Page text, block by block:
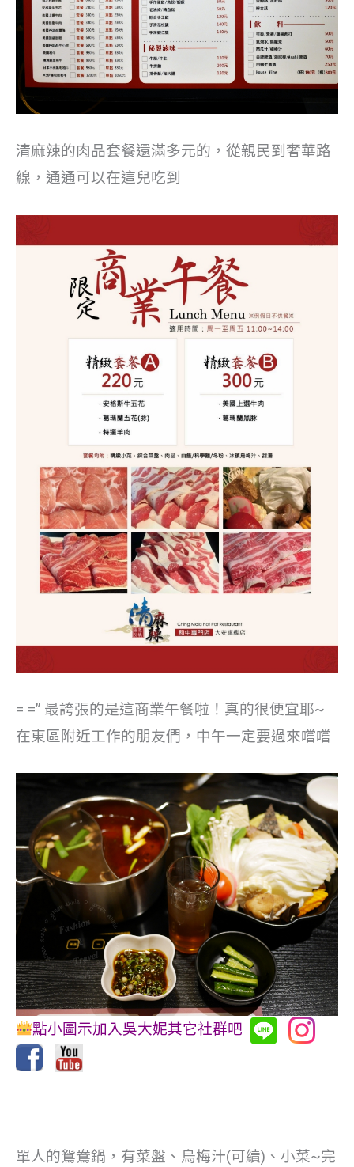
清麻辣的肉品套餐還滿多元的，從親民到奢華路
線，通通可以在這兒吃到
= =” 最誇張的是這商業午餐啦！真的很便宜耶~
在東區附近工作的朋友們，中午一定要過來嚐嚐
點小圖示加入吳大妮其它社群吧
單人的鴛鴦鍋，有菜盤、烏梅汁(可續)、小菜~完